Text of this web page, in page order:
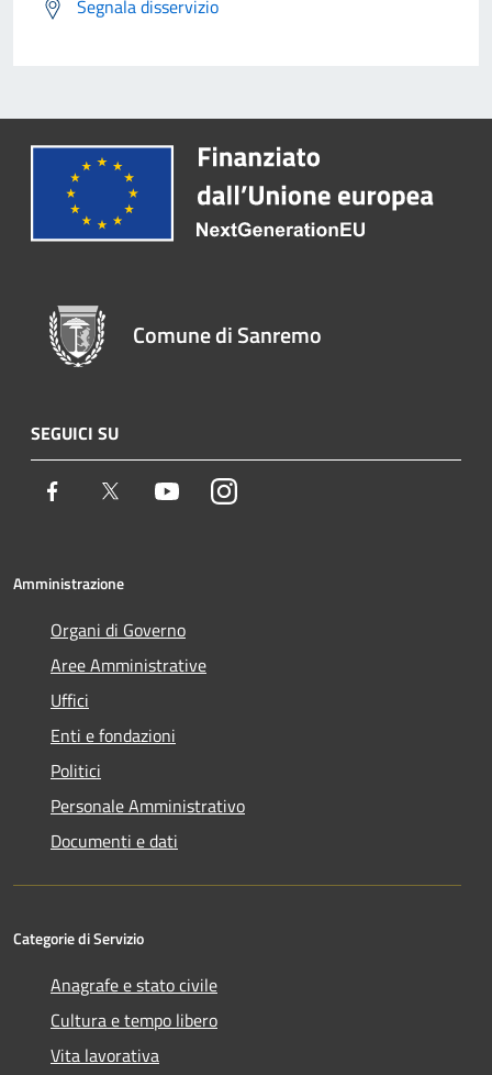
Segnala disservizio
Comune di Sanremo
SEGUICI SU
Facebook Twitter YoutubeInstagram
Amministrazione
Organi di Governo
Aree Amministrative
Uffici
Enti e fondazioni
Politici
Personale Amministrativo
Documenti e dati
Categorie di Servizio
Anagrafe e stato civile
Cultura e tempo libero
Vita lavorativa